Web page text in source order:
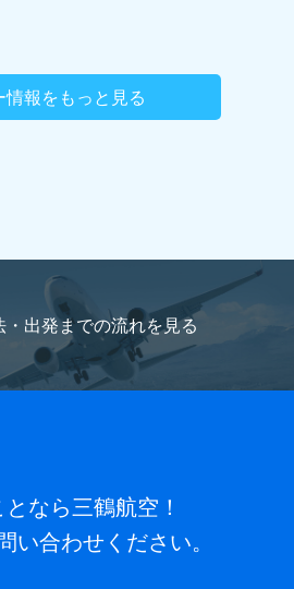
情報をもっと見る
・出発までの流れを見る
なら三鶴航空！
い合わせください。